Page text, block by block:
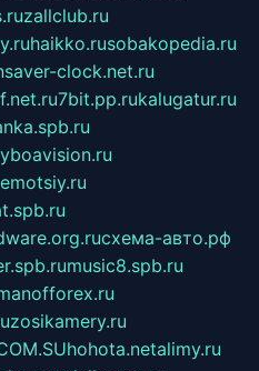
zallclub.ru
haikko.rusobakopedia.ru
clock.net.ru
7bit.pp.rukalugatur.ru
схема-авто.рф
music8.spb.ru
zosikamery.ru
hohota.netalimy.ru